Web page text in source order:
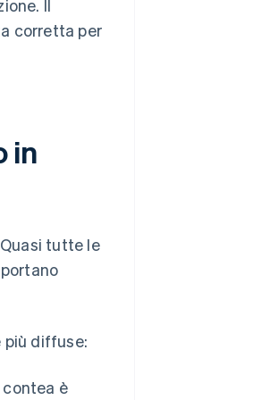
Il
corretta per
in
tutte le
più diffuse:
è